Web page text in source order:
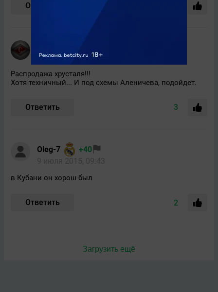
Ответить
9 июля 2015, 03:39
Распродажа хрусталя!!!
Хотя техничный... И под схемы Аленичева, подойдет.
Ответить 3
Oleg-7
+40
в Кубани он хорош был
Ответить 2
Загрузить ещё